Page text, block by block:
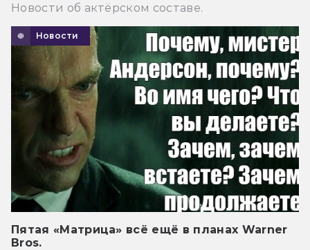
Новости об актёрском составе.
Новости
Пятая «Матрица» всё ещё в планах Warner
Bros.